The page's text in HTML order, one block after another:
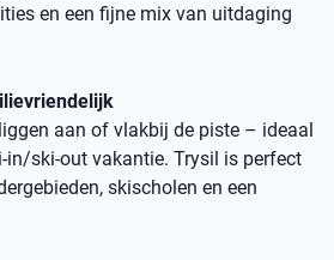
en een fijne mix van uitdaging
aan of vlakbij de piste – ideaal
in/ski-out vakantie. Trysil is perfect
skischolen en een